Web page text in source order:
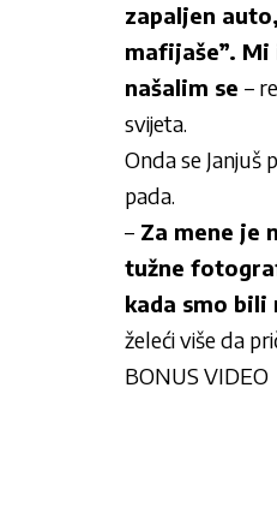
zapaljen
mafijaše”.
našalim se –
svijeta.
Onda se Janjuš
pada.
– Za mene je
tužne
kada smo bili
želeći više da
BONUS VIDEO